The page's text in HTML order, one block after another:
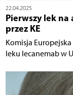
22.04.2025
Pierwszy lek
przez KE
Komisja
leku lecanemab w